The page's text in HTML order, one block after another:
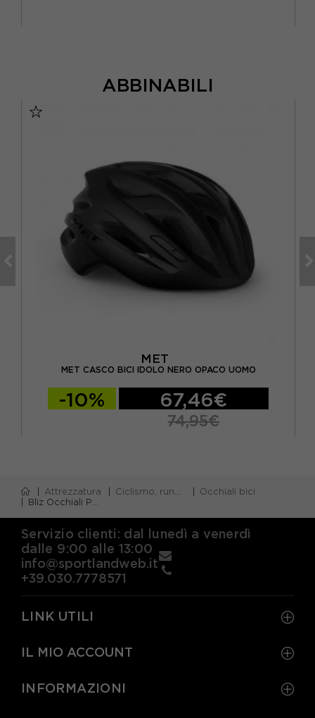
ABBINABILI
MET
MET CASCO BICI IDOLO NERO OPACO UOMO
-10% 67,46€
74,95€
Attrezzatura Ciclismo, running e piscina
Occhiali bici
Bliz Occhiali P005 Small Mt Nero Smoke
Servizio clienti: dal lunedì a venerdì
dalle 9:00 alle 13:00
info@sportlandweb.it
+39.030.7778571
LINK UTILI
IL MIO ACCOUNT
INFORMAZIONI